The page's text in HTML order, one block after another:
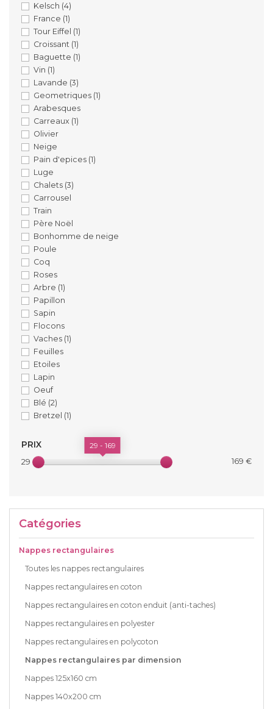
Kelsch (4)
France (1)
Tour Eiffel (1)
Croissant (1)
Baguette (1)
Vin (1)
Lavande (3)
Geometriques (1)
Arabesques
Carreaux (1)
Olivier
Neige
Pain d'epices (1)
Luge
Chalets (3)
Carrousel
Train
Père Noël
Bonhomme de neige
Poule
Coq
Roses
Arbre (1)
Papillon
Sapin
Flocons
Vaches (1)
Feuilles
Etoiles
Lapin
Oeuf
Blé (2)
Bretzel (1)
PRIX
29 € 169 €
29 - 169
Catégories
Nappes rectangulaires
Toutes les nappes rectangulaires
Nappes rectangulaires en coton
Nappes rectangulaires en coton enduit (anti-taches)
Nappes rectangulaires en polyester
Nappes rectangulaires en polycoton
Nappes rectangulaires par dimension
Nappes 125x160 cm
Nappes 140x200 cm